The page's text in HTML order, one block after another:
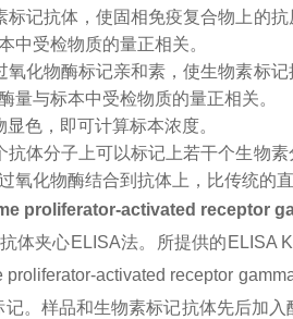
标记抗体，使固相免疫复合物上的
中受检物质的量正相关。
氧化物酶标记亲和素，使生物素标
量与标本中受检物质的量正相关。
显色，即可计算标本浓度。
抗体分子上可以标记上若干个生物
氧化物酶结合到抗体上，比传统的
proliferator-activated receptor
体夹心ELISA法。所提供的ELISA
proliferator-activated receptor
。样品和生物素标记抗体先后加